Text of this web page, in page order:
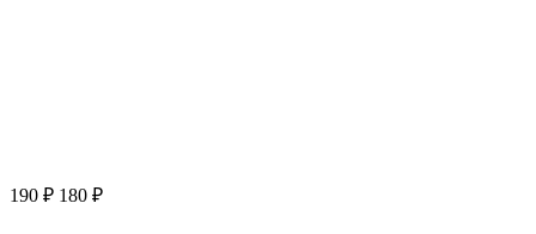
190 ₽ 180 ₽